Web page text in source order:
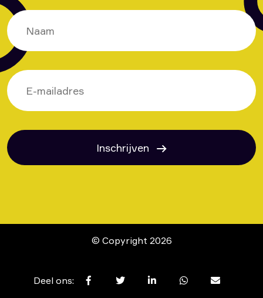
Inschrijven
© Copyright 2026
Deel ons: